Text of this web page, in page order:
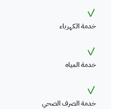
✓
خدمة الكهرباء
✓
خدمة المياه
✓
خدمة الصرف الصحي